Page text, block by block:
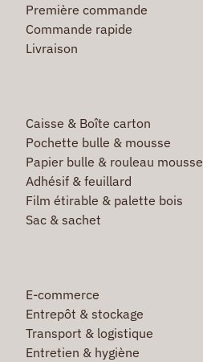
Première commande
Commande rapide
Livraison
Caisse & Boîte carton
Pochette bulle & mousse
Papier bulle & rouleau mousse
Adhésif & feuillard
Film étirable & palette bois
Sac & sachet
E-commerce
Entrepôt & stockage
Transport & logistique
Entretien & hygiène